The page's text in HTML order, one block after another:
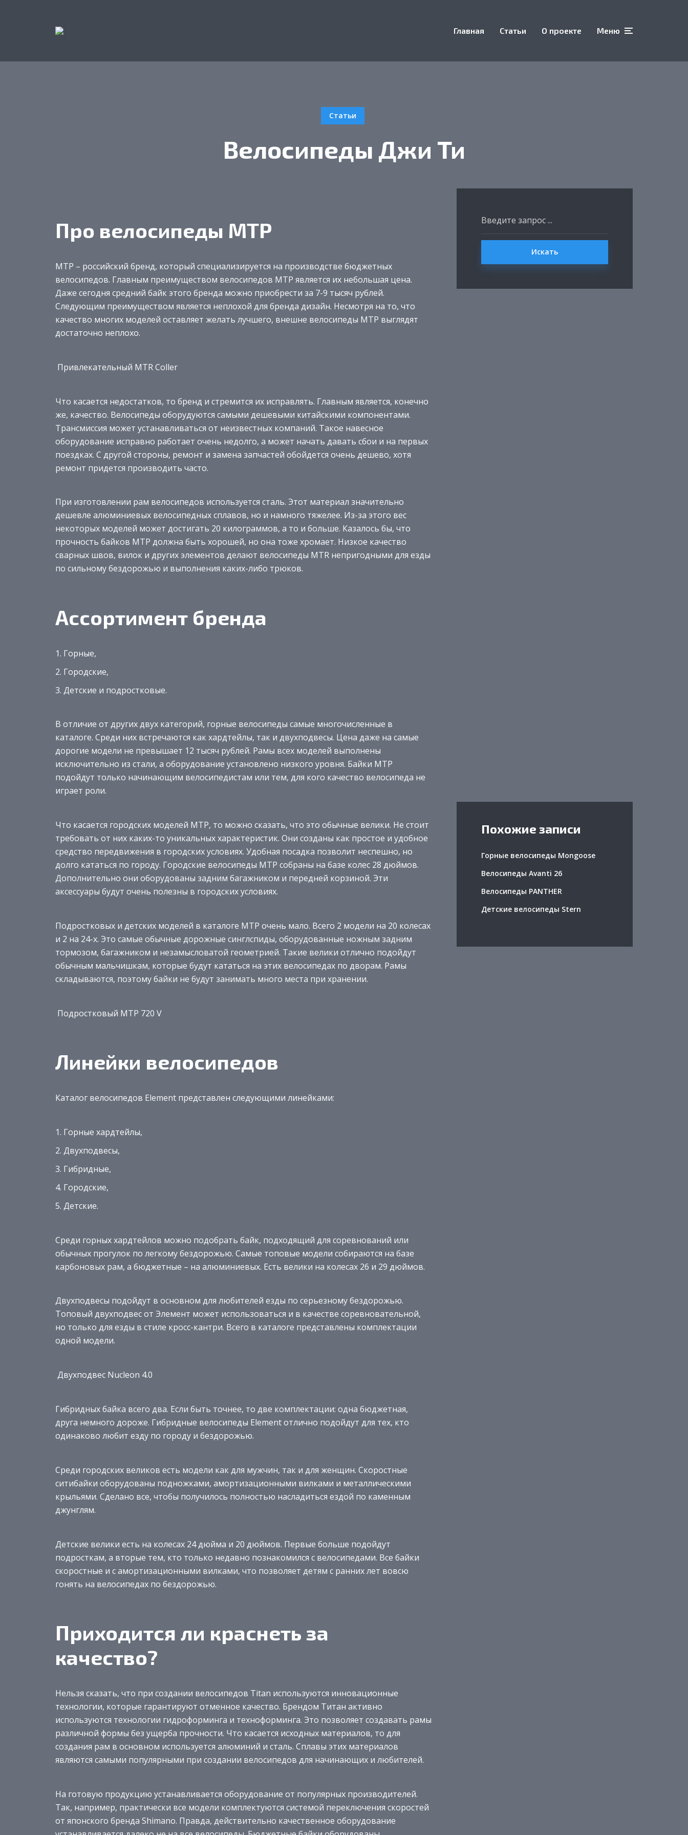
Главная Статьи О проекте Меню
Статьи
Велосипеды Джи Ти
Про велосипеды МТР
МТР – российский бренд, который специализируется на производстве бюджетных
велосипедов. Главным преимуществом велосипедов МТР является их небольшая цена.
Даже сегодня средний байк этого бренда можно приобрести за 7-9 тысяч рублей.
Следующим преимуществом является неплохой для бренда дизайн. Несмотря на то, что
качество многих моделей оставляет желать лучшего, внешне велосипеды МТР выглядят
достаточно неплохо.
Привлекательный MTR Coller
Что касается недостатков, то бренд и стремится их исправлять. Главным является, конечно
же, качество. Велосипеды оборудуются самыми дешевыми китайскими компонентами.
Трансмиссия может устанавливаться от неизвестных компаний. Такое навесное
оборудование исправно работает очень недолго, а может начать давать сбои и на первых
поездках. С другой стороны, ремонт и замена запчастей обойдется очень дешево, хотя
ремонт придется производить часто.
При изготовлении рам велосипедов используется сталь. Этот материал значительно
дешевле алюминиевых велосипедных сплавов, но и намного тяжелее. Из-за этого вес
некоторых моделей может достигать 20 килограммов, а то и больше. Казалось бы, что
прочность байков МТР должна быть хорошей, но она тоже хромает. Низкое качество
сварных швов, вилок и других элементов делают велосипеды MTR непригодными для езды
по сильному бездорожью и выполнения каких-либо трюков.
Ассортимент бренда
Горные,
Городские,
Детские и подростковые.
В отличие от других двух категорий, горные велосипеды самые многочисленные в
каталоге. Среди них встречаются как хардтейлы, так и двухподвесы. Цена даже на самые
дорогие модели не превышает 12 тысяч рублей. Рамы всех моделей выполнены
исключительно из стали, а оборудование установлено низкого уровня. Байки МТР
подойдут только начинающим велосипедистам или тем, для кого качество велосипеда не
играет роли.
Что касается городских моделей МТР, то можно сказать, что это обычные велики. Не стоит
требовать от них каких-то уникальных характеристик. Они созданы как простое и удобное
средство передвижения в городских условиях. Удобная посадка позволит неспешно, но
долго кататься по городу. Городские велосипеды МТР собраны на базе колес 28 дюймов.
Дополнительно они оборудованы задним багажником и передней корзиной. Эти
аксессуары будут очень полезны в городских условиях.
Подростковых и детских моделей в каталоге МТР очень мало. Всего 2 модели на 20 колесах
и 2 на 24-х. Это самые обычные дорожные синглспиды, оборудованные ножным задним
тормозом, багажником и незамысловатой геометрией. Такие велики отлично подойдут
обычным мальчишкам, которые будут кататься на этих велосипедах по дворам. Рамы
складываются, поэтому байки не будут занимать много места при хранении.
Подростковый МТР 720 V
Линейки велосипедов
Каталог велосипедов Element представлен следующими линейками:
Горные хардтейлы,
Двухподвесы,
Гибридные,
Городские,
Детские.
Среди горных хардтейлов можно подобрать байк, подходящий для соревнований или
обычных прогулок по легкому бездорожью. Самые топовые модели собираются на базе
карбоновых рам, а бюджетные – на алюминиевых. Есть велики на колесах 26 и 29 дюймов.
Двухподвесы подойдут в основном для любителей езды по серьезному бездорожью.
Топовый двухподвес от Элемент может использоваться и в качестве соревновательной,
но только для езды в стиле кросс-кантри. Всего в каталоге представлены комплектации
одной модели.
Двухподвес Nucleon 4.0
Гибридных байка всего два. Если быть точнее, то две комплектации: одна бюджетная,
друга немного дороже. Гибридные велосипеды Element отлично подойдут для тех, кто
одинаково любит езду по городу и бездорожью.
Среди городских великов есть модели как для мужчин, так и для женщин. Скоростные
ситибайки оборудованы подножками, амортизационными вилками и металлическими
крыльями. Сделано все, чтобы получилось полностью насладиться ездой по каменным
джунглям.
Детские велики есть на колесах 24 дюйма и 20 дюймов. Первые больше подойдут
подросткам, а вторые тем, кто только недавно познакомился с велосипедами. Все байки
скоростные и с амортизационными вилками, что позволяет детям с ранних лет вовсю
гонять на велосипедах по бездорожью.
Приходится ли краснеть за
качество?
Нельзя сказать, что при создании велосипедов Titan используются инновационные
технологии, которые гарантируют отменное качество. Брендом Титан активно
используются технологии гидроформинга и техноформинга. Это позволяет создавать рамы
различной формы без ущерба прочности. Что касается исходных материалов, то для
создания рам в основном используется алюминий и сталь. Сплавы этих материалов
являются самыми популярными при создании велосипедов для начинающих и любителей.
На готовую продукцию устанавливается оборудование от популярных производителей.
Так, например, практически все модели комплектуются системой переключения скоростей
от японского бренда Shimano. Правда, действительно качественное оборудование
Искать
Похожие записи
Горные велосипеды Mongoose
Велосипеды Avanti 26
Велосипеды PANTHER
Детские велосипеды Stern